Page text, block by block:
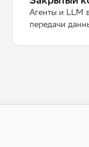
Агенты и LLM
передачи